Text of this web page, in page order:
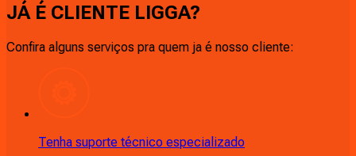
JÁ É CLIENTE LIGGA?
Confira alguns serviços pra quem ja é nosso cliente:
Tenha suporte técnico especializado